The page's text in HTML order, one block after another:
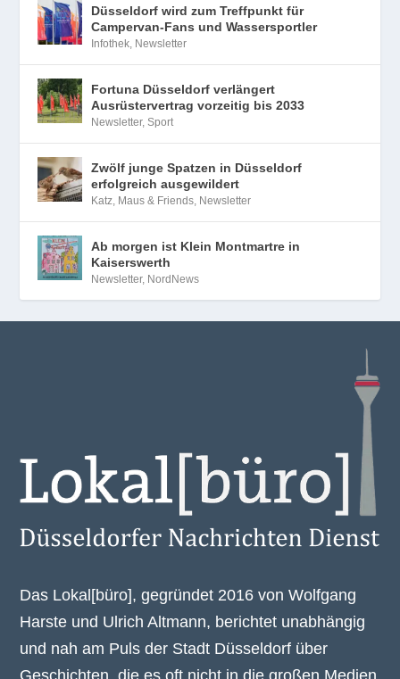
Düsseldorf wird zum Treffpunkt für
Campervan-Fans und Wassersportler
Infothek Newsletter
Fortuna Düsseldorf verlängert
Ausrüstervertrag vorzeitig bis 2033
Newsletter,Sport
Zwölf junge Spatzen in Düsseldorf
erfolgreich ausgewildert
Katz, Maus & Friends Newsletter
Ab morgen ist Klein Montmartre in
Kaiserswerth
Newsletter, NordNews
Das Lokal[büro], gegründet 2016 von Wolfgang
Harste und Ulrich Altmann, berichtet unabhängig
und nah am Puls der Stadt Düsseldorf über
Geschichten, die es oft nicht in die großen Medien